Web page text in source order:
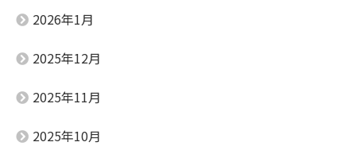
2026年1月
2025年12月
2025年11月
2025年10月